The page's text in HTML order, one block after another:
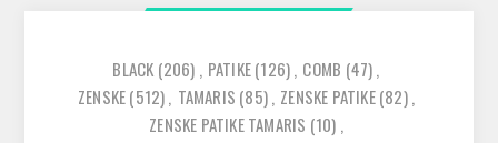
BLACK (206) , PATIKE(126), COMB (47),
ZENSKE(512), TAMARIS (85), ZENSKE PATIKE(82),
ZENSKE PATIKE TAMARIS (10) ,